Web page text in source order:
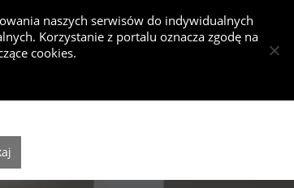
Dodaj projekt
naszych serwisów do indywidualnych
Korzystanie z portalu oznacza zgodę na
cookies.